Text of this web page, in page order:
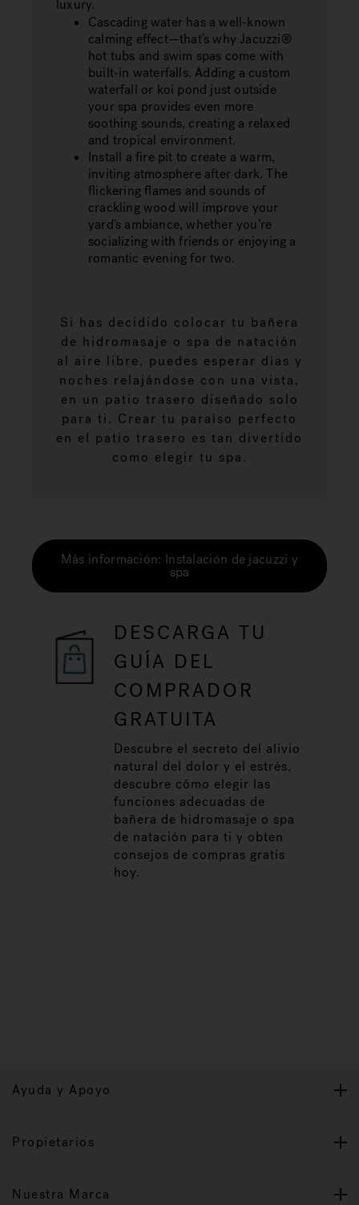
luxury.
Cascading water has a well-known
calming effect—that’s why Jacuzzi®
hot tubs and swim spas come with
built-in waterfalls. Adding a custom
waterfall or koi pond just outside
your spa provides even more
soothing sounds, creating a relaxed
and tropical environment.
Install a fire pit to create a warm,
inviting atmosphere after dark. The
flickering flames and sounds of
crackling wood will improve your
yard’s ambiance, whether you’re
socializing with friends or enjoying a
romantic evening for two.
Si has decidido colocar tu bañera
de hidromasaje o spa de natación
al aire libre, puedes esperar días y
noches relajándose con una vista,
en un patio trasero diseñado solo
para ti. Crear tu paraíso perfecto
en el patio trasero es tan divertido
como elegir tu spa.
Más información: Instalación de jacuzzi y
spa
DESCARGA TU
GUÍA DEL
COMPRADOR
GRATUITA
Descubre el secreto del alivio
natural del dolor y el estrés,
descubre cómo elegir las
funciones adecuadas de
bañera de hidromasaje o spa
de natación para ti y obten
consejos de compras gratis
hoy.
Ayuda y Apoyo
Propietarios
Nuestra Marca